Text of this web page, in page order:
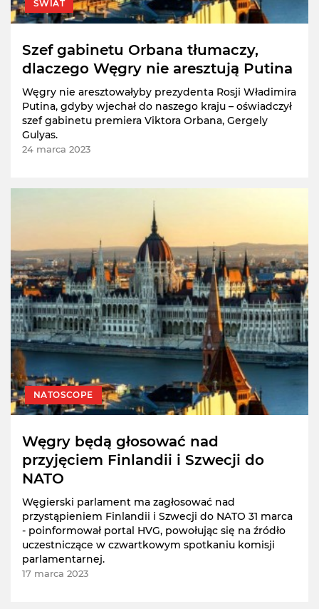
ŚWIAT
Szef gabinetu Orbana tłumaczy,
dlaczego Węgry nie aresztują Putina
Węgry nie aresztowałyby prezydenta Rosji Władimira
Putina, gdyby wjechał do naszego kraju – oświadczył
szef gabinetu premiera Viktora Orbana, Gergely
Gulyas.
24 marca 2023
NATOSCOPE
Węgry będą głosować nad
przyjęciem Finlandii i Szwecji do
NATO
Węgierski parlament ma zagłosować nad
przystąpieniem Finlandii i Szwecji do NATO 31 marca
- poinformował portal HVG, powołując się na źródło
uczestniczące w czwartkowym spotkaniu komisji
parlamentarnej.
17 marca 2023